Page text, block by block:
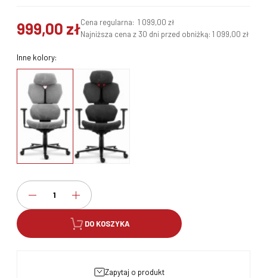
999,00 złCena regularna: 1 099,00 zł
Najniższa cena z 30 dni przed obniżką: 1 099,00 zł
Inne kolory:
DO KOSZYKA
zapytaj o produkt